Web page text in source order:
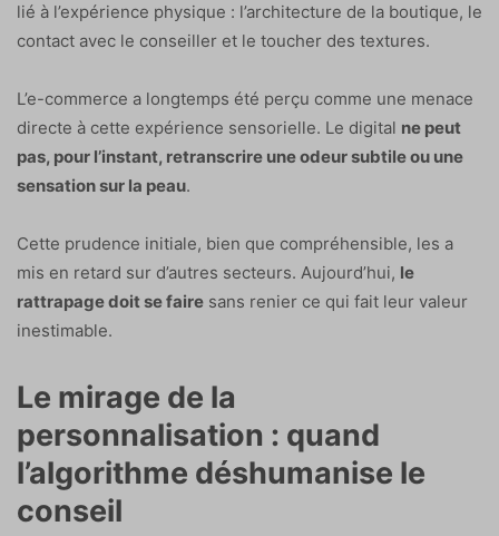
lié à l’expérience physique : l’architecture de la boutique, le
contact avec le conseiller et le toucher des textures.
L’e-commerce a longtemps été perçu comme une menace
directe à cette expérience sensorielle. Le digital ne peut
pas, pour l’instant, retranscrire une odeur subtile ou une
sensation sur la peau.
Cette prudence initiale, bien que compréhensible, les a
mis en retard sur d’autres secteurs. Aujourd’hui, le
rattrapage doit se faire sans renier ce qui fait leur valeur
inestimable.
Le mirage de la
personnalisation : quand
l’algorithme déshumanise le
conseil